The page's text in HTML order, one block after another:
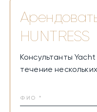
HUNTRESS
Консультанты
течение